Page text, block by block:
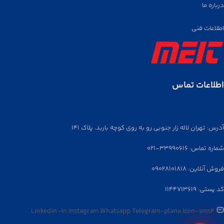
درباره ما
اطلاعات فنی
اطلاعات تماس
آدرس: تهران لاله زار جنوبی رو به روی کوچه باربد، پلاک ۱۴۱
شماره تماس: ۳۳۹۹۰۶۱۶-۰۲۱
فروش آنلاین: ۰۹۰۲۸۱۰۱۸۱۸
کد پستی: ۱۱۴۴۷۱۳۶۱۹
Linkedin-in InstagramWhatsappTelegram-planeIcon-sms4